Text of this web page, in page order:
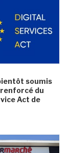
soumis
du
Act de